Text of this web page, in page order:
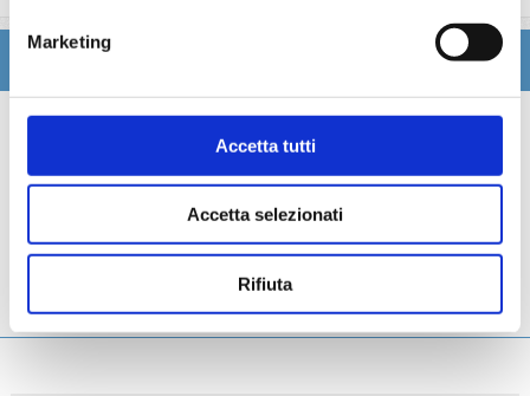
Marketing
Accetta tutti
Accetta selezionati
Rifiuta
Scheda tecnica
Galleria
Cabine
Ponti